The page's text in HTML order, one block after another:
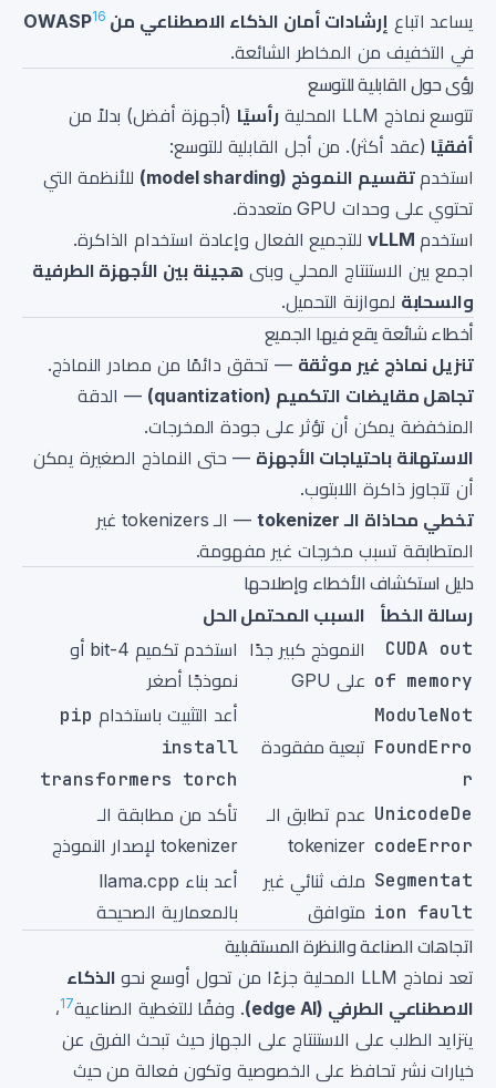
يساعد اتباع إرشادات أمان الذكاء الاصطناعي من OWASP 16
في التخفيف من المخاطر الشائعة.
رؤى حول القابلية للتوسع
تتوسع نماذج LLM المحلية
رأسيًا (أجهزة أفضل) بدلاً من
أفقيًا (عقد أكثر). من أجل القابلية للتوسع:
استخدمتقسيم النموذج (model sharding)
للأنظمة التي
تحتوي على وحدات GPU متعددة.
استخدم vLLM للتجميع الفعال وإعادة استخدام الذاكرة.
اجمع بين الاستنتاج المحلي وبنى هجينة بين الأجهزة الطرفية
والسحابة لموازنة التحميل.
أخطاء شائعة يقع فيها الجميع
تنزيل نماذج غير موثقة — تحقق دائمًا من مصادر النماذج.
تجاهل مقايضات التكميم (quantization)
— الدقة
المنخفضة يمكن أن تؤثر على جودة المخرجات.
الاستهانة باحتياجات الأجهزة — حتى النماذج الصغيرة يمكن
أن تتجاوز ذاكرة اللابتوب.
تخطي محاذاة الـ tokenizer
— الـ tokenizers غير
المتطابقة تسبب مخرجات غير مفهومة.
دليل استكشاف الأخطاء وإصلاحها
رسالة الخطأ
السبب المحتمل الحل
CUDA out
of memory
النموذج كبير جدًا
على GPU
استخدم تكميم 4-bit أو
نموذجًا أصغر
ModuleNot
FoundErro
r
تبعية مفقودة
أعد التثبيت باستخدام pip
install
transformers torch
UnicodeDe
codeError
عدم تطابق الـ
tokenizer
تأكد من مطابقة الـ
tokenizer لإصدار النموذج
Segmentat
ion fault
ملف ثنائي غير
متوافق
أعد بناء llama.cpp
بالمعمارية الصحيحة
اتجاهات الصناعة والنظرة المستقبلية
تعد نماذج LLM المحلية جزءًا من تحول أوسع نحو
الذكاء
الاصطناعي الطرفي (edge AI)
. وفقًا للتغطية الصناعية17،
يتزايد الطلب على الاستنتاج على الجهاز حيث تبحث الفرق عن
خيارات نشر تحافظ على الخصوصية وتكون فعالة من حيث